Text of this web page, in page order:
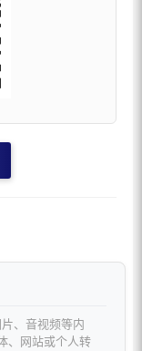
、音视频等内
、网站或个人转